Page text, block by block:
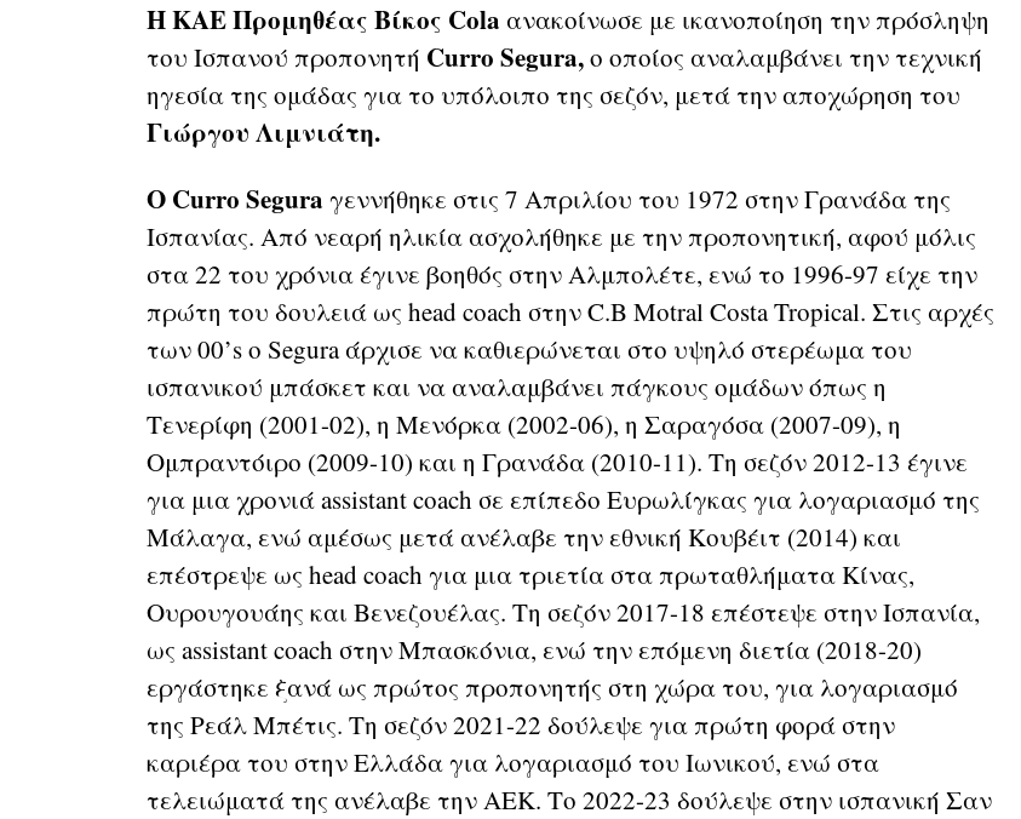
Η ΚΑΕ Προμηθέας Βίκος Cola ανακοίνωσε με ικανοποίηση την πρόσληψη
του Ισπανού προπονητή Curro Segura,ο οποίος αναλαμβάνει την τεχνική
ηγεσία της ομάδας για το υπόλοιπο της σεζόν, μετά την αποχώρηση του
Γιώργου Λιμνιάτη.
Ο Curro Segura γεννήθηκε στις 7 Απριλίου του 1972 στην Γρανάδα της
Ισπανίας. Από νεαρή ηλικία ασχολήθηκε με την προπονητική, αφού μόλις
στα 22 του χρόνια έγινε βοηθός στην Αλμπολέτε, ενώ το 1996-97 είχε την
πρώτη του δουλειά ως head coach στην C.B Motral Costa Tropical. Στις αρχές
των 00’s ο Segura άρχισε να καθιερώνεται στο υψηλό στερέωμα του
ισπανικού μπάσκετ και να αναλαμβάνει πάγκους ομάδων όπως η
Τενερίφη (2001-02), η Μενόρκα (2002-06), η Σαραγόσα (2007-09), η
Ομπραντόιρο (2009-10) και η Γρανάδα (2010-11). Τη σεζόν 2012-13 έγινε
για μια χρονιά assistant coach σε επίπεδο Ευρωλίγκας για λογαριασμό της
Μάλαγα, ενώ αμέσως μετά ανέλαβε την εθνική Κουβέιτ (2014) και
επέστρεψε ως head coach για μια τριετία στα πρωταθλήματα Κίνας,
Ουρουγουάης και Βενεζουέλας. Τη σεζόν 2017-18 επέστεψε στην Ισπανία,
ως assistant coach στην Μπασκόνια, ενώ την επόμενη διετία (2018-20)
εργάστηκε ξανά ως πρώτος προπονητής στη χώρα του, για λογαριασμό
της Ρεάλ Μπέτις. Τη σεζόν 2021-22 δούλεψε για πρώτη φορά στην
καριέρα του στην Ελλάδα για λογαριασμό του Ιωνικού, ενώ στα
τελειώματά της ανέλαβε την ΑΕΚ. Το 2022-23 δούλεψε στην ισπανική Σαν